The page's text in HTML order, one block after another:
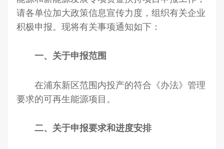
请各单位加大政策信息宣传力度，组织有关企业
积极申报。现将有关事项通知如下：
一、关于申报范围
在浦东新区范围内投产的符合《办法》管理
要求的可再生能源项目。
二、关于申报要求和进度安排